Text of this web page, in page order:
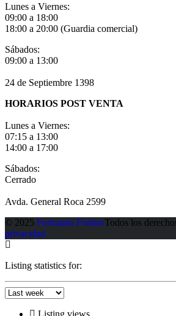
Lunes a Viernes:
09:00 a 18:00
18:00 a 20:00 (Guardia comercial)
Sábados:
09:00 a 13:00
24 de Septiembre 1398
HORARIOS POST VENTA
Lunes a Viernes:
07:15 a 13:00
14:00 a 17:00
Sábados:
Cerrado
Avda. General Roca 2599
© 2025 Fortunato FortinoTodos los
privacidad
Listing statistics for:
Listing views